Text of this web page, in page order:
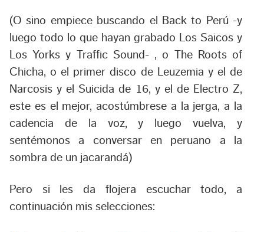
(O sino empiece buscando el Back to Perú -y
luego todo lo que hayan grabado Los Saicos y
Los Yorks y Traffic Sound- , o The Roots of
Chicha, o el primer disco de Leuzemia y el de
Narcosis y el Suicida de 16, y el de Electro Z,
este es el mejor, acostúmbrese a la jerga, a la
cadencia de la voz, y luego vuelva, y
sentémonos a conversar en peruano a la
sombra de un jacarandá)
Pero si les da flojera escuchar todo, a
continuación mis selecciones: